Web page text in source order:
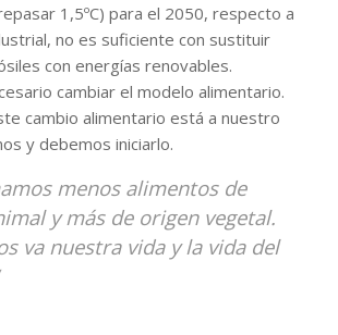
1,5ºC) para el 2050, respecto a
no es suficiente con sustituir
con energías renovables.
cambiar el modelo alimentario.
cambio alimentario está a nuestro
y debemos iniciarlo.
menos alimentos de
y más de origen vegetal.
va nuestra vida y la vida del